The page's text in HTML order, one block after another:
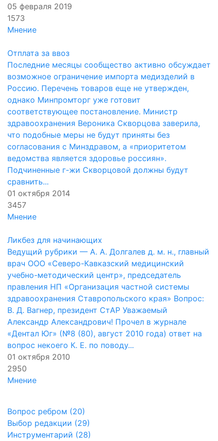
05 февраля 2019
1573
Мнение
Отплата за ввоз
Последние месяцы сообщество активно обсуждает
возможное ограничение импорта медизделий в
Россию. Перечень товаров еще не утвержден,
однако Минпромторг уже готовит
соответствующее постановление. Министр
здравоохранения Вероника Скворцова заверила,
что подобные меры не будут приняты без
согласования с Минздравом, а «приоритетом
ведомства является здоровье россиян».
Подчиненные г-жи Скворцовой должны будут
сравнить...
01 октября 2014
3457
Мнение
Ликбез для начинающих
Ведущий рубрики — А. А. Долгалев д. м. н., главный
врач ООО «Северо-Кавказский медицинский
учебно-методический центр», председатель
правления НП «Организация частной системы
здравоохранения Ставропольского края» Вопрос:
В. Д. Вагнер, президент СтАР Уважаемый
Александр Александрович! Прочел в журнале
«Дентал Юг» (№8 (80), август 2010 года) ответ на
вопрос некоего К. Е. по поводу...
01 октября 2010
2950
Мнение
Вопрос ребром (20)
Выбор редакции (29)
Инструментарий (28)